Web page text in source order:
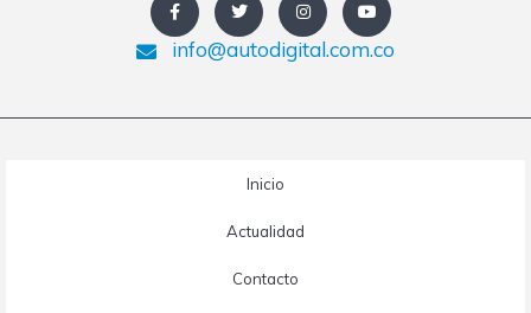
info@autodigital.com.co
Inicio
Actualidad
Contacto